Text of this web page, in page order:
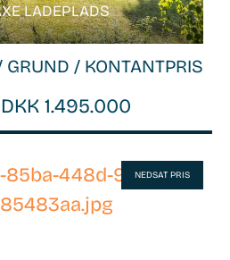
LADEPLADS
GRUND / KONTANTPRIS
1.495.000
NEDSAT PRIS